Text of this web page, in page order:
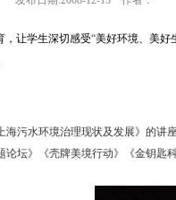
，让学生深切感受“美好环境、美好
海污水环境治理现状及发展》的讲
论坛》《壳牌美境行动》《金钥匙